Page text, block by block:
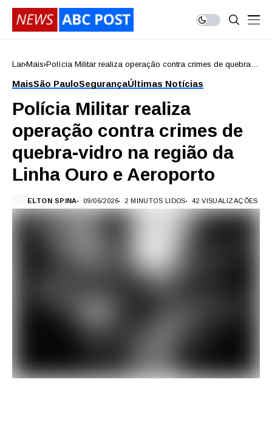
Lar Mais Polícia Militar realiza operação contra crimes de quebra-
MaisSão PauloSegurançaÚltimas Notícias
Polícia Militar realiza
operação contra crimes de
quebra-vidro na região da
Linha Ouro e Aeroporto
ELTON SPINA 09/06/2026 2 MINUTOS LIDOS 42 VISUALIZAÇÕES